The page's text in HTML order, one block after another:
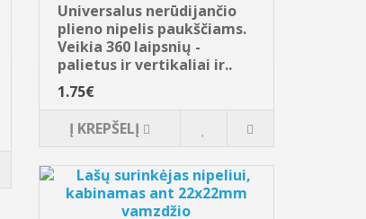
Universalus nerūdijančio
plieno nipelis paukščiams.
Veikia 360 laipsnių -
palietus ir vertikaliai ir..
1.75€
Į KREPŠELĮ